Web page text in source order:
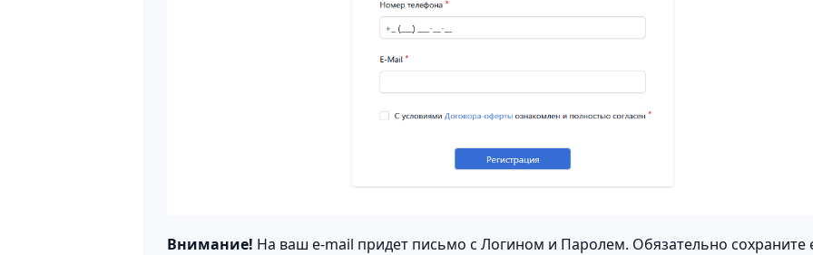
Внимание! На ваш e-mail придет письмо с Логином и Паролем. Обязательно сохраните